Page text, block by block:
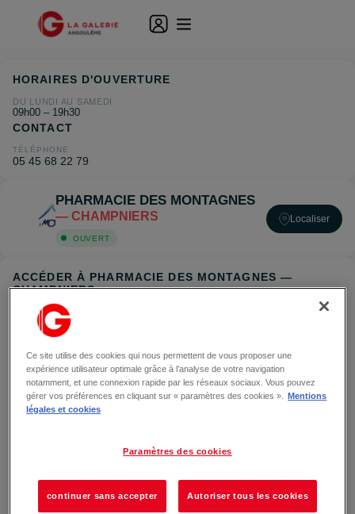
PHARMACIE DES MONTAGNES
— CHAMPNIERS
OUVERT
Localiser
ACCÉDER À PHARMACIE DES MONTAGNES —
CHAMPNIERS
HORAIRES D'OUVERTURE
DU LUNDI AU SAMEDI
09h00 – 19h30
CONTACT
TÉLÉPHONE
05 45 68 22 79
Ce site utilise des cookies qui nous permettent de vous proposer une
expérience utilisateur optimale grâce à l’analyse de votre navigation
notamment, et une connexion rapide par les réseaux sociaux. Vous pouvez
gérer vos préférences en cliquant sur « paramètres des cookies ».
Mentions
légales et cookies
Paramètres des cookies
continuer sans accepter Autoriser tous les cookies